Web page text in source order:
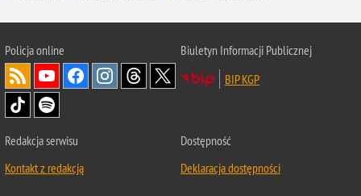
Policjaonline
Biuletyn Informacji Publicznej
BIP KGP
Redakcja serwisu
Kontakt z redakcją
Dostępność
Deklaracja dostępności